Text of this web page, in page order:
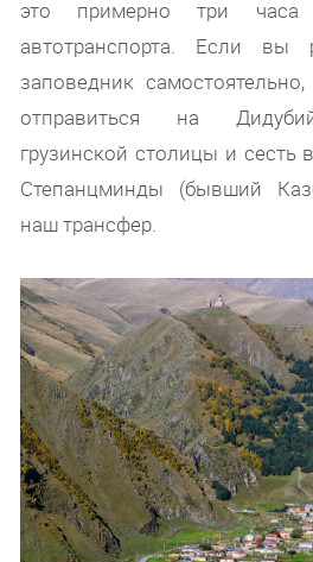
это примерно три
автотранспорта. Если
заповедник
отправиться на
грузинской столицы и сесть
Степанцминды (бывший
наш трансфер.